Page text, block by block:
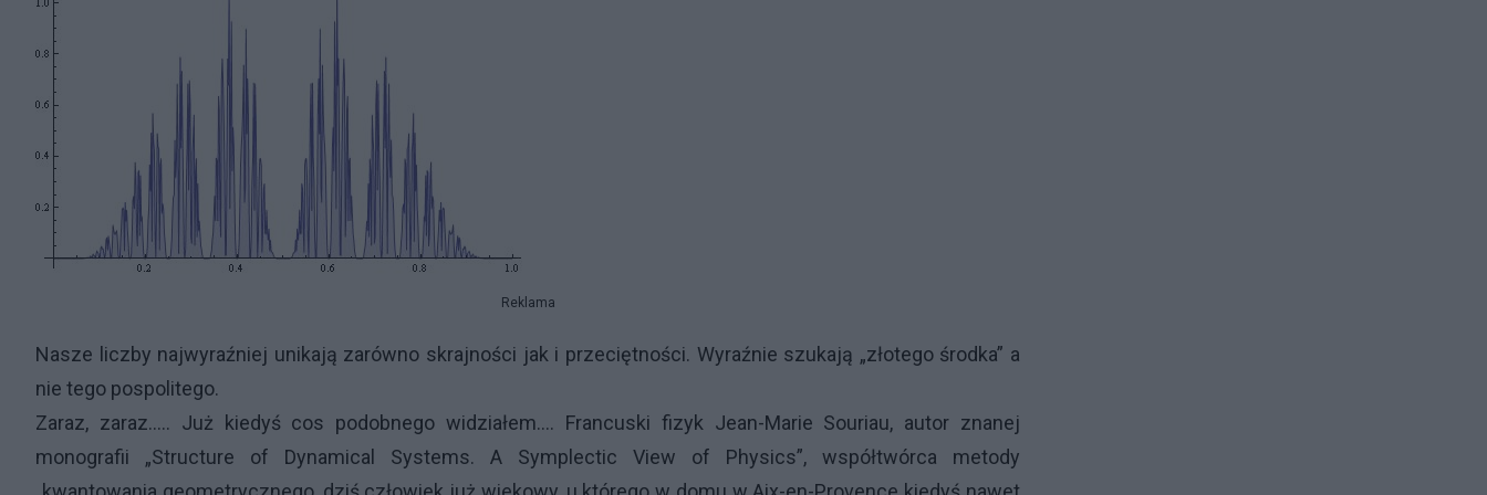
Reklama
Nasze liczby najwyraźniej unikają zarówno skrajności jak i przeciętności. Wyraźnie szukają „złotego środka” a
nie tego pospolitego.
Zaraz, zaraz..... Już kiedyś cos podobnego widziałem.... Francuski fizyk Jean-Marie Souriau, autor znanej
monografii „Structure of Dynamical Systems. A Symplectic View of Physics”, współtwórca metody